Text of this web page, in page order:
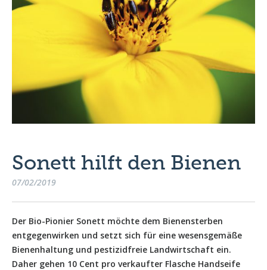
Sonett hilft den Bienen
07/02/2019
Der Bio-Pionier Sonett möchte dem Bienensterben
entgegenwirken und setzt sich für eine wesensgemäße
Bienenhaltung und pestizidfreie Landwirtschaft ein.
Daher gehen 10 Cent pro verkaufter Flasche Handseife